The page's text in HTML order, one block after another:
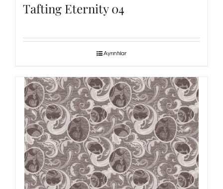
Tafting Eternity 04
Ayrıntılar